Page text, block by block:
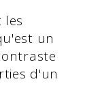
les
un
d'un